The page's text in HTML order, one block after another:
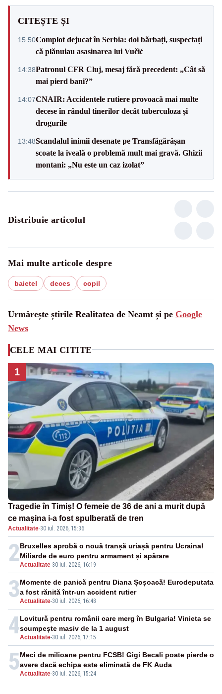
CITEȘTE ȘI
15:50Complot dejucat în Serbia: doi bărbați, suspectați
că plănuiau asasinarea lui Vučić
14:38Patronul CFR Cluj, mesaj fără precedent: „Cât să
mai pierd bani?”
14:07CNAIR: Accidentele rutiere provoacă mai multe
decese în rândul tinerilor decât tuberculoza și
drogurile
13:48Scandalul inimii desenate pe Transfăgărășan
scoate la iveală o problemă mult mai gravă. Ghizii
montani: „Nu este un caz izolat”
Distribuie articolul
Mai multe articole despre
baietel deces copil
Urmărește știrile Realitatea de Neamt și pe Google
News
CELE MAI CITITE
1
Tragedie în Timiș! O femeie de 36 de ani a murit după
ce mașina i-a fost spulberată de tren
Actualitate·30 iul. 2026, 15:36
2Actualitate-30 iul. 2026, 16:19
Bruxelles aprobă o nouă tranșă uriașă pentru Ucraina!
Miliarde de euro pentru armament și apărare
3Actualitate-30 iul. 2026, 16:48
Momente de panică pentru Diana Șoșoacă! Eurodeputata
a fost rănită într-un accident rutier
4Actualitate-30 iul. 2026, 17:15
Lovitură pentru românii care merg în Bulgaria! Vinieta se
scumpește masiv de la 1 august
5Actualitate-30 iul. 2026, 15:24
Meci de milioane pentru FCSB! Gigi Becali poate pierde o
avere dacă echipa este eliminată de FK Auda